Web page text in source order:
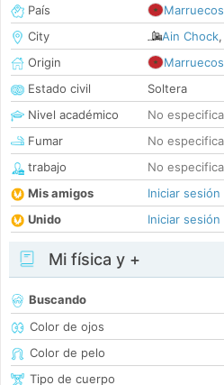
País
Marruecos
City
Ain Chock,
Origin
Marruecos
Estado civil
Soltera
Nivel académico
No
Fumar
No
trabajo
No
Mis amigos
Iniciar sesión
Unido
Iniciar sesión
Mi física y +
Buscando
Color de ojos
Color de pelo
Tipo de cuerpo